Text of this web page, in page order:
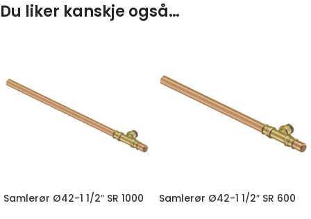
Du liker kanskje også…
Samlerør Ø42-1 1/2″ SR 1000 Samlerør Ø42-1 1/2″ SR 600